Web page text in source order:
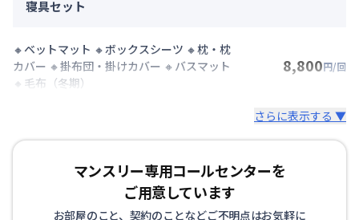
寝具セット
🔸ベットマット 🔸ボックスシーツ 🔸枕・枕
カバー 🔸掛布団・掛けカバー 🔸バスマット
🔸毛布（冬期）
8,800円/回
さらに表示する ▼
マンスリー専用コールセンターを
ご用意しています
お部屋のこと、契約のことなどご不明点はお気軽に